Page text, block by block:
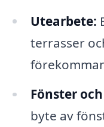
Utearbete:
terrasser
Fönster
byte av